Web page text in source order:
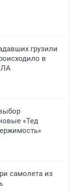
грузили
в
«Тед
самолета из